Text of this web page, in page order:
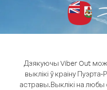
Дзякуючы Viber Out
выклікі ў краіну
астравы.Выклікі на